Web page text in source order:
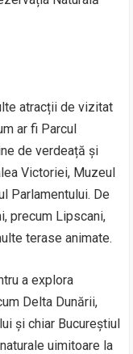
atracții de vizitat
ar fi Parcul
de verdeață și
Victoriei, Muzeul
Parlamentului. De
precum Lipscani,
terase animate.
a explora
Delta Dunării,
și chiar Bucureștiul
uimitoare la